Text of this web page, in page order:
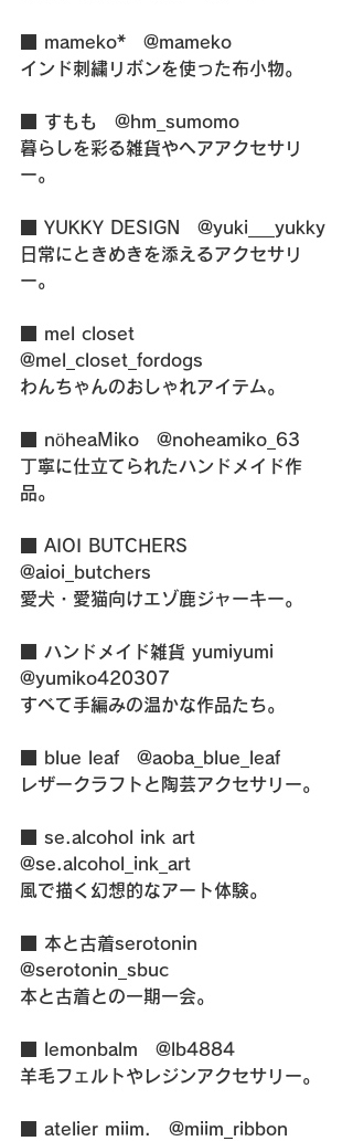
■ mameko*　@mameko
インド刺繍リボンを使った布小物。
■ すもも　@hm_sumomo
暮らしを彩る雑貨やヘアアクセサリ
ー。
■ YUKKY DESIGN　@yuki___yukky
日常にときめきを添えるアクセサリ
ー。
■ mel closet
@mel_closet_fordogs
わんちゃんのおしゃれアイテム。
■ nöheaMiko　@noheamiko_63
丁寧に仕立てられたハンドメイド作
品。
■ AIOI BUTCHERS
@aioi_butchers
愛犬・愛猫向けエゾ鹿ジャーキー。
■ ハンドメイド雑貨 yumiyumi
@yumiko420307
すべて手編みの温かな作品たち。
■ blue leaf　@aoba_blue_leaf
レザークラフトと陶芸アクセサリー。
■ se.alcohol ink art
@se.alcohol_ink_art
風で描く幻想的なアート体験。
■ 本と古着serotonin
@serotonin_sbuc
本と古着との一期一会。
■ lemonbalm　@lb4884
羊毛フェルトやレジンアクセサリー。
■ atelier miim.　@miim_ribbon